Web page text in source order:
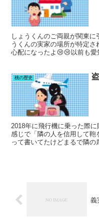
しょうくんのご両親が関東
うくんの実家の場所が特定
心配になったよ😢😢以前も
桃の歴史
2018年に飛行機に乗った際
感じで「隣の人を信用して鞄
って書いてたけどまるで隣の
義